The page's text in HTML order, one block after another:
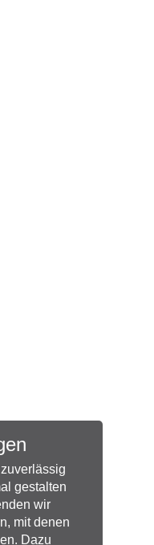
gestalten
wir
mit denen
Dazu